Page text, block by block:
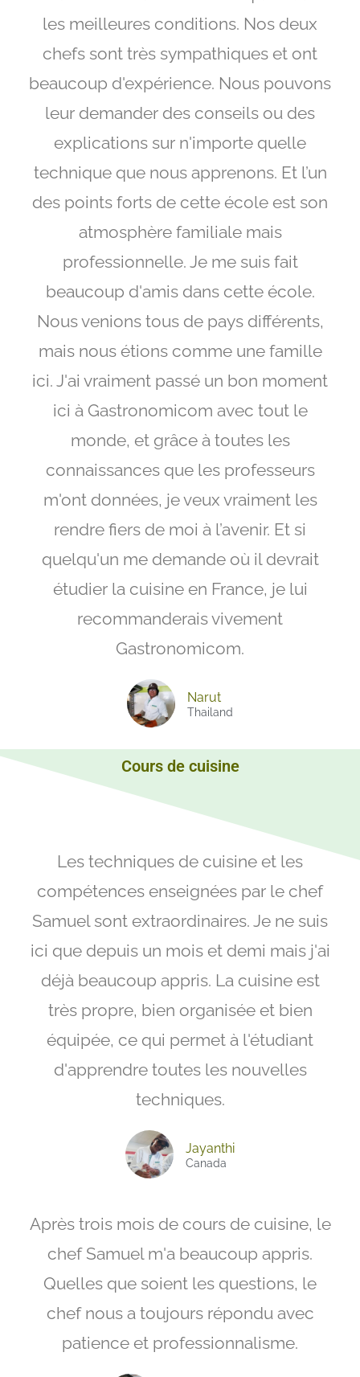
les meilleures conditions. Nos deux
chefs sont très sympathiques et ont
beaucoup d'expérience. Nous pouvons
leur demander des conseils ou des
explications sur n'importe quelle
technique que nous apprenons. Et l’un
des points forts de cette école est son
atmosphère familiale mais
professionnelle. Je me suis fait
beaucoup d'amis dans cette école.
Nous venions tous de pays différents,
mais nous étions comme une famille
ici. J'ai vraiment passé un bon moment
ici à Gastronomicom avec tout le
monde, et grâce à toutes les
connaissances que les professeurs
m'ont données, je veux vraiment les
rendre fiers de moi à l’avenir. Et si
quelqu'un me demande où il devrait
étudier la cuisine en France, je lui
recommanderais vivement
Gastronomicom.
Narut
Thailand
Cours de cuisine
Les techniques de cuisine et les
compétences enseignées par le chef
Samuel sont extraordinaires. Je ne suis
ici que depuis un mois et demi mais j'ai
déjà beaucoup appris. La cuisine est
très propre, bien organisée et bien
équipée, ce qui permet à l'étudiant
d'apprendre toutes les nouvelles
techniques.
Jayanthi
Canada
Après trois mois de cours de cuisine, le
chef Samuel m'a beaucoup appris.
Quelles que soient les questions, le
chef nous a toujours répondu avec
patience et professionnalisme.